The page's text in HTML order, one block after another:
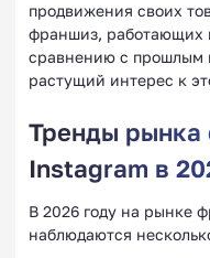
продвижения своих
франшиз, работающих
сравнению с прошлым
растущий интерес к
Тренды рынка
Instagram в
В 2026 году на рынке
наблюдаются